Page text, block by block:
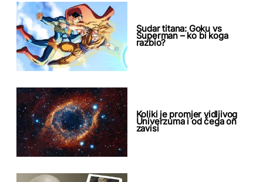
Sudar titana: Goku vs
Superman – ko bi koga
razbio?
Koliki je promjer vidljivog
Univerzuma i od čega on
zavisi